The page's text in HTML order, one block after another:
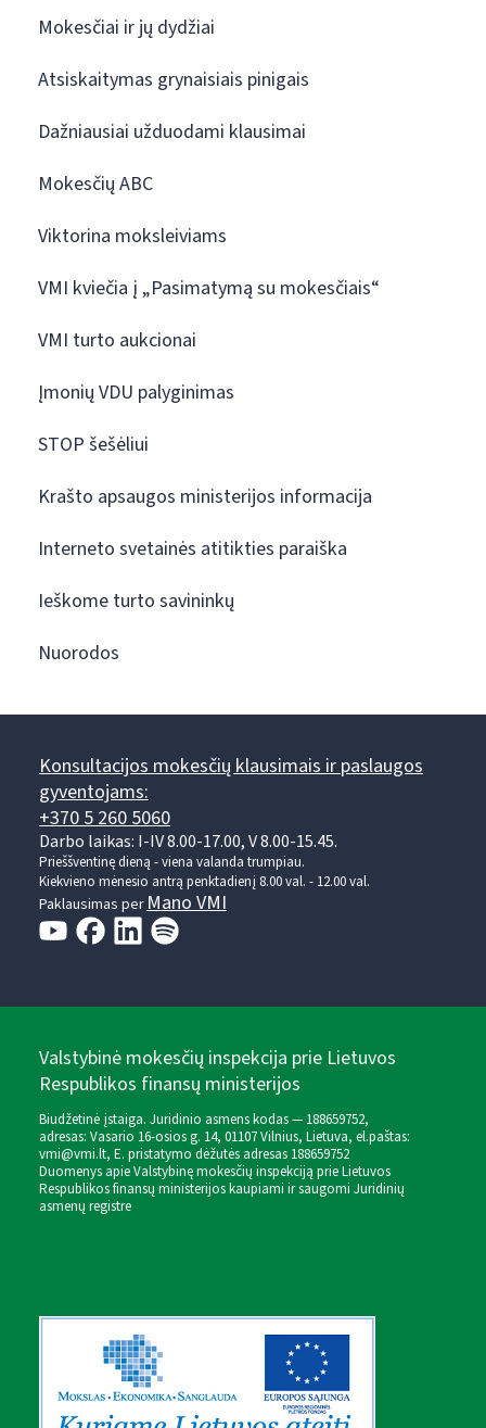
Mokesčiai ir jų dydžiai
Atsiskaitymas grynaisiais pinigais
Dažniausiai užduodami klausimai
Mokesčių ABC
Viktorina moksleiviams
VMI kviečia į „Pasimatymą su mokesčiais“
VMI turto aukcionai
Įmonių VDU palyginimas
STOP šešėliui
Krašto apsaugos ministerijos informacija
Interneto svetainės atitikties paraiška
Ieškome turto savininkų
Nuorodos
Konsultacijos mokesčių klausimais ir paslaugos
gyventojams:
+370 5 260 5060
Darbo laikas: I-IV 8.00-17.00, V 8.00-15.45.
Prieššventinę dieną - viena valanda trumpiau.
Kiekvieno mėnesio antrą penktadienį 8.00 val. - 12.00 val.
Paklausimas per Mano VMI
Valstybinė mokesčių inspekcija prie Lietuvos
Respublikos finansų ministerijos
Biudžetinė įstaiga. Juridinio asmens kodas — 188659752,
adresas: Vasario 16-osios g. 14, 01107 Vilnius, Lietuva, el.paštas:
vmi@vmi.lt, E. pristatymo dėžutės adresas 188659752
Duomenys apie Valstybinę mokesčių inspekciją prie Lietuvos
Respublikos finansų ministerijos kaupiami ir saugomi Juridinių
asmenų registre